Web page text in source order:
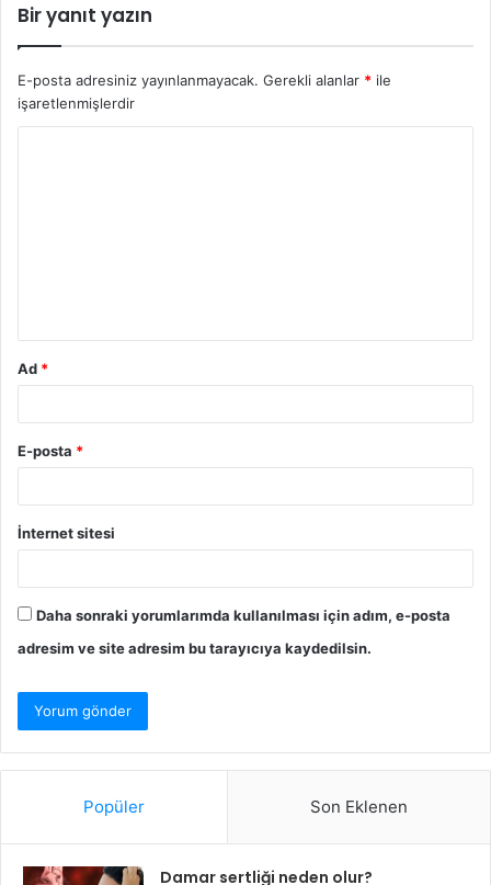
Bir yanıt yazın
E-posta adresiniz yayınlanmayacak. Gerekli alanlar * ile
işaretlenmişlerdir
Ad *
E-posta *
İnternet sitesi
Daha sonraki yorumlarımda kullanılması için adım, e-posta
adresim ve site adresim bu tarayıcıya kaydedilsin.
Popüler Son Eklenen
Damar sertliği neden olur?